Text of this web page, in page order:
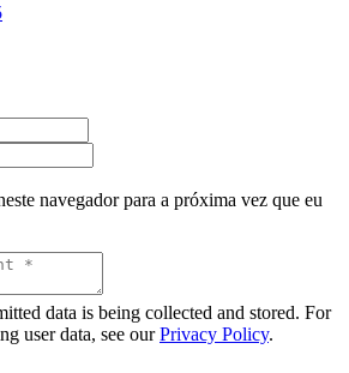
navegador para a próxima vez que eu
data is being collected and stored. For
user data, see ourPrivacy Policy.